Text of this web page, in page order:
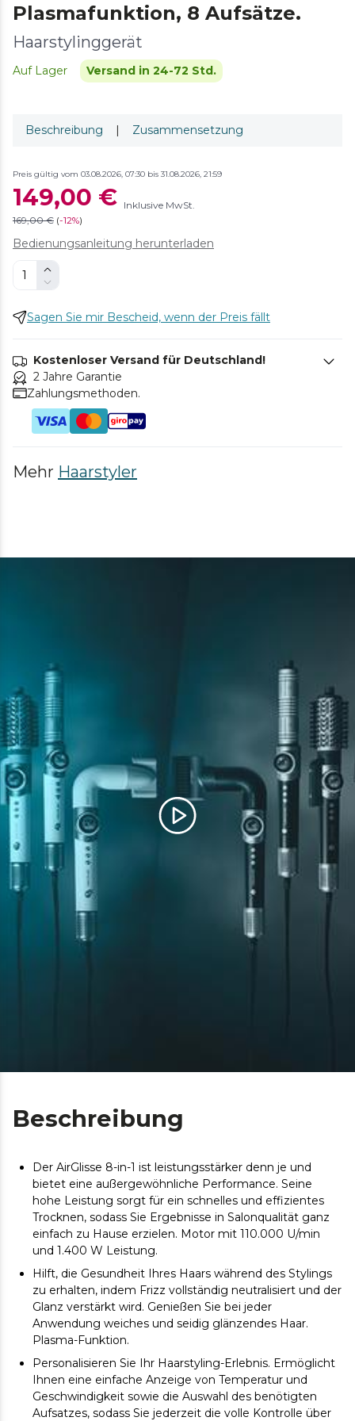
Plasmafunktion, 8 Aufsätze.
Haarstylinggerät
Auf Lager Versand in 24-72 Std.
Beschreibung | Zusammensetzung
Preis gültig vom 03.08.2026, 07:30 bis 31.08.2026, 21:59
149,00 € Inklusive MwSt.
169,00 € (-12%)
Bedienungsanleitung herunterladen
Sagen Sie mir Bescheid, wenn der Preis fällt
Kostenloser Versand für Deutschland!
2 Jahre Garantie
Zahlungsmethoden.
Mehr Haarstyler
Beschreibung
Der AirGlisse 8-in-1 ist leistungsstärker denn je und
bietet eine außergewöhnliche Performance. Seine
hohe Leistung sorgt für ein schnelles und effizientes
Trocknen, sodass Sie Ergebnisse in Salonqualität ganz
einfach zu Hause erzielen. Motor mit 110.000 U/min
und 1.400 W Leistung.
Hilft, die Gesundheit Ihres Haars während des Stylings
zu erhalten, indem Frizz vollständig neutralisiert und der
Glanz verstärkt wird. Genießen Sie bei jeder
Anwendung weiches und seidig glänzendes Haar.
Plasma-Funktion.
Personalisieren Sie Ihr Haarstyling-Erlebnis. Ermöglicht
Ihnen eine einfache Anzeige von Temperatur und
Geschwindigkeit sowie die Auswahl des benötigten
Aufsatzes, sodass Sie jederzeit die volle Kontrolle über